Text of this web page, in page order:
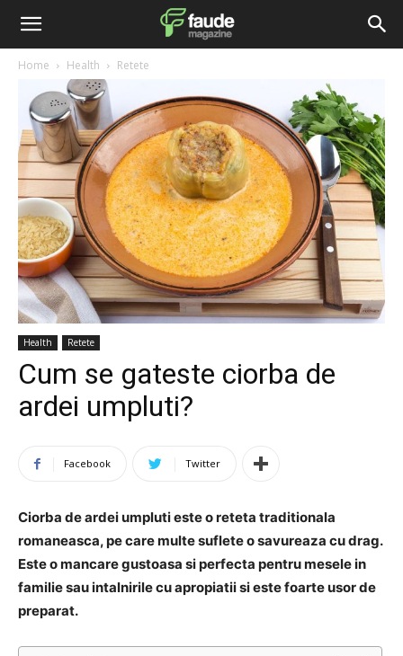
Home Health Retete
Health Retete
Cum se gateste ciorba de
ardei umpluti?
Facebook Twitter
Ciorba de ardei umpluti este o reteta traditionala
romaneasca, pe care multe suflete o savureaza cu drag.
Este o mancare gustoasa si perfecta pentru mesele in
familie sau intalnirile cu apropiatii si este foarte usor de
preparat.